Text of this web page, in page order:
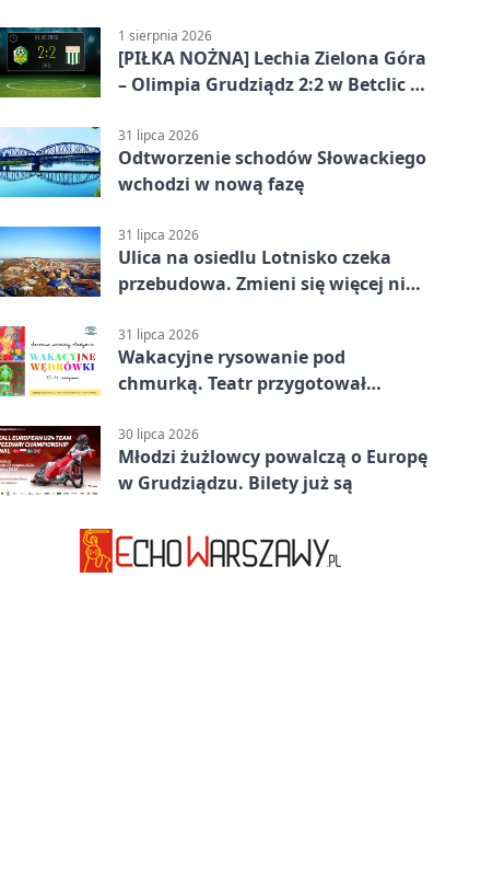
1 sierpnia 2026
[PIŁKA NOŻNA] Lechia Zielona Góra
– Olimpia Grudziądz 2:2 w Betclic 2.
końcówce
31 lipca 2026
Odtworzenie schodów Słowackiego
wchodzi w nową fazę
31 lipca 2026
Ulica na osiedlu Lotnisko czeka
przebudowa. Zmieni się więcej niż
31 lipca 2026
Wakacyjne rysowanie pod
chmurką. Teatr przygotował
30 lipca 2026
Młodzi żużlowcy powalczą o Europę
w Grudziądzu. Bilety już są